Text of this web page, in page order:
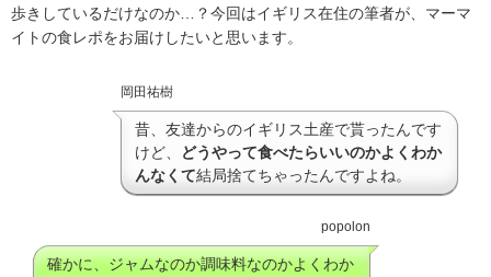
歩きしているだけなのか…？今回はイギリス在住の筆者が、マーマ
イトの食レポをお届けしたいと思います。
岡田祐樹
昔、友達からのイギリス土産で貰ったんです
けど、
どうやって食べたらいいのかよくわか
んなくて結局捨てちゃったんですよね。
popolon
確かに、ジャムなのか調味料なのかよくわか